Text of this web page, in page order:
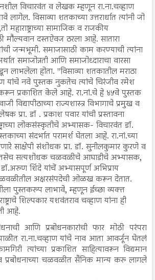
विचारवंत व लेखक म्हणून रा.ना.चव्हाण
लागेल. विसाव्या‌ शतकाच्या उत्तरार्धात त्यांनी जो
सामाजिक व राजकीय
मौल्यवान दस्तऐवज ठरला आहे. सातारा
जन्मभूमी. समाजासाठी काम करण्याची त्यांना
समाजोन्नती आणि समाजोध्दाराचा वारसा
लाभलेला होता. "विसाव्या शतकातील मराठा
यांचे नवे पुस्तक नुकतेच त्यांचे चिरंजीव रमेश
करून प्रकाशित केले आहे. रा.नां.चे हे ४५वे पुस्तक
विद्यापीठाच्या राज्यशास्त्र विभागाचे प्रमुख व
प्रा. डॉ . प्रकाश पवार यांची प्रस्तावना
लोकसंस्कृतीचे अभ्यासक- विचारवंत डॉ.
संदर्भात परामर्श घेतला आहे. रा.नां.च्या
साक्षेपी संशोधक प्रा. डॉ. सुनीलकुमार कुरणे व
तसेच सत्यशोधक चळवळीचे आघाडीचे अभ्यासक,
शिंदे यांचें अभ्यासपूर्ण अभिप्राय
अक्षरसंपदेची ओळख करून देतात.
पुस्तकरुप लाभावे, म्हणून ईच्छा व्यक्त
शिल्पकार यशवंतराव चव्हाण यांना ही
आहे.
आणि प्रबोधनकारांची फार मोठी परंपरा
रा.ना.चव्हाण यांचे नाव आता आवर्जून घेतलं
त्यांच्या प्रकाशित साहित्यावरून विद्यमान
प्रबोधनाच्या चळवळीत सैनिक मान्य करु लागले